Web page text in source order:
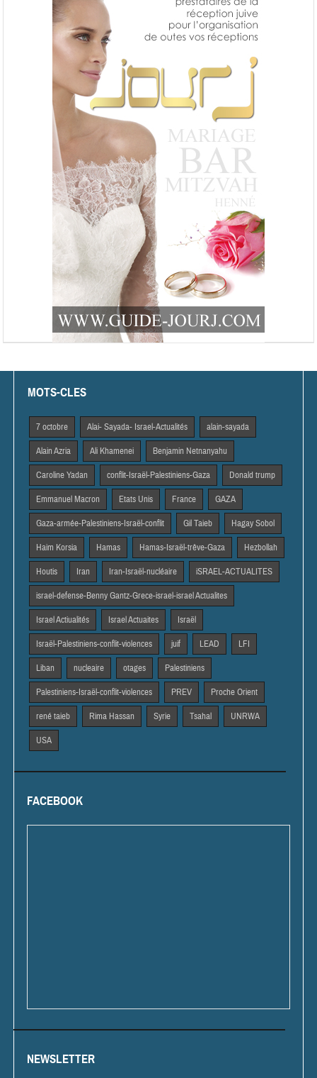
MOTS-CLES
7 octobre Alai- Sayada- Israel-Actualités alain-sayada
Alain Azria Ali Khamenei Benjamin Netnanyahu
Caroline Yadan conflit-Israël-Palestiniens-Gaza Donald trump
Emmanuel Macron Etats Unis France GAZA
Gaza-armée-Palestiniens-Israël-conflit Gil Taieb Hagay Sobol
Haim Korsia Hamas Hamas-Israël-trêve-Gaza Hezbollah
Houtis Iran Iran-Israël-nucléaire iSRAEL-ACTUALITES
israel-defense-Benny Gantz-Grece-israel-israel Actualites
Israel Actiualités Israel Actuaites Israël
Israël-Palestiniens-conflit-violences juif LEAD LFI
Liban nucleaire otages Palestiniens
Palestiniens-Israël-conflit-violences PREV Proche Orient
rené taieb Rima Hassan Syrie Tsahal UNRWA
USA
FACEBOOK
NEWSLETTER